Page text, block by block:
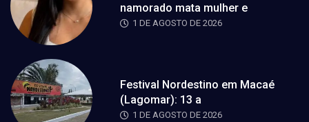
namorado mata mulher e
1 DE AGOSTO DE 2026
Festival Nordestino em Macaé
(Lagomar): 13 a
1 DE AGOSTO DE 2026